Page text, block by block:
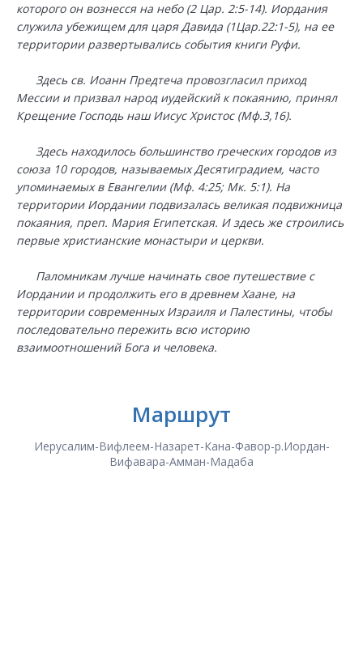
которого он вознесся на небо (2 Цар. 2:5-14). Иордания
служила убежищем для царя Давида (1Цар.22:1-5), на ее
территории развертывались события книги Руфи.
Здесь св. Иоанн Предтеча провозгласил приход
Мессии и призвал народ иудейский к покаянию, принял
Крещение Господь наш Иисус Христос (Мф.3,16).
Здесь находилось большинство греческих городов из
союза 10 городов, называемых Десятиградием, часто
упоминаемых в Евангелии (Мф. 4:25; Мк. 5:1). На
территории Иордании подвизалась великая подвижница
покаяния, преп. Мария Египетская. И здесь же строились
первые христианские монастыри и церкви.
Паломникам лучше начинать свое путешествие с
Иордании и продолжить его в древнем Хаане, на
территории современных Израиля и Палестины, чтобы
последовательно пережить всю историю
взаимоотношений Бога и человека.
Маршрут
Иерусалим-Вифлеем-Назарет-Кана-Фавор-р.Иордан-
Вифавара-Амман-Мадаба